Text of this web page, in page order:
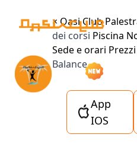
× Oasi Club
dei corsi Piscina
Sede e orari Prezzi
Balance
App
IOS